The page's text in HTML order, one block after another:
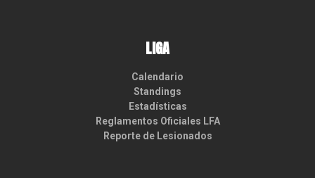
LIGA
Calendario
Standings
Estadísticas
Reglamentos Oficiales LFA
Reporte de Lesionados